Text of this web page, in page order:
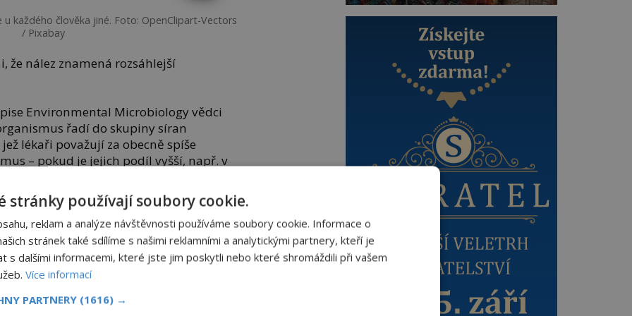
každého člověka jiné. Foto: OpenClipart-Vectors
/ Pixabay
že nález znamená rozsáhlejší
Environmental Microbiology vědci
řadí do skupiny síran
lékaři považují za obecně spíše
– pokud je jejich podíl vyšší, např. v
dochází k zánětům střev nebo k
Vavřín jako lék
stránky používají soubory cookie.
reklam a analýze návštěvnosti používáme soubory cookie. Informace o
stránek také sdílíme s našimi reklamními a analytickými partnery, kteří je
s dalšími informacemi, které jste jim poskytli nebo které shromáždili při vašem
Více informací
PARTNERY (1616) →